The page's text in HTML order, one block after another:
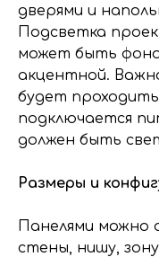
дверями и
Подсветка
может быть
акцентной.
будет проходить
подключается
должен быть
Размеры и
Панелями можно
стены, нишу,